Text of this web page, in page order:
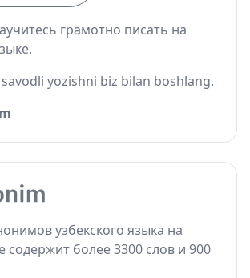
грамотно писать на
savodli yozishni biz bilan boshlang.
узбекского языка на
содержит более 3300 слов и 900